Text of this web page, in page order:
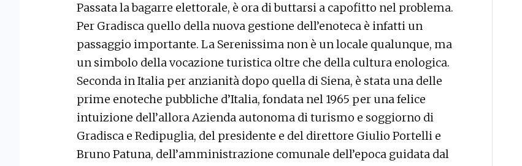
Passata la bagarre elettorale, è ora di buttarsi a capofitto nel problema.
Per Gradisca quello della nuova gestione dell’enoteca è infatti un
passaggio importante. La Serenissima non è un locale qualunque, ma
un simbolo della vocazione turistica oltre che della cultura enologica.
Seconda in Italia per anzianità dopo quella di Siena, è stata una delle
prime enoteche pubbliche d’Italia, fondata nel 1965 per una felice
intuizione dell’allora Azienda autonoma di turismo e soggiorno di
Gradisca e Redipuglia, del presidente e del direttore Giulio Portelli e
Bruno Patuna, dell’amministrazione comunale dell’epoca guidata dal